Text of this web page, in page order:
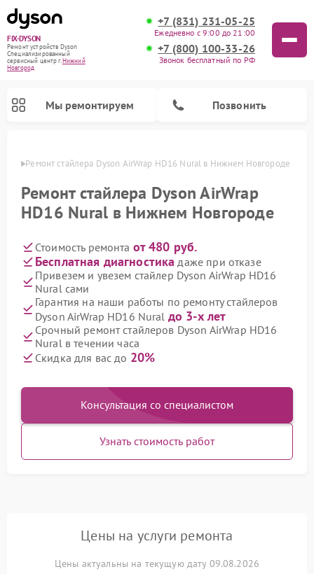
FIX-DYSON
Ремонт устройств Dyson
Специализированный
cервисный центр г.Нижний
Новгород
+7 (831) 231-05-25
Ежедневно с 9:00 до 21:00
+7 (800) 100-33-26
Звонок бесплатный по РФ
Мы ремонтируем Позвонить
Ремонт стайлера Dyson AirWrap HD16 Nural в Нижнем Новгороде
Ремонт стайлера Dyson AirWrap
HD16 Nural в Нижнем Новгороде
Стоимость ремонта от 480 руб.
Бесплатная диагностика даже при отказе
Привезем и увезем стайлер Dyson AirWrap HD16
Nural сами
Гарантия на наши работы по ремонту стайлеров
Dyson AirWrap HD16 Nural до 3-х лет
Срочный ремонт стайлеров Dyson AirWrap HD16
Nural в течении часа
Скидка для вас до 20%
Консультация со специалистом
Узнать стоимость работ
Цены на услуги ремонта
Цены актуальны на текущую дату 09.08.2026